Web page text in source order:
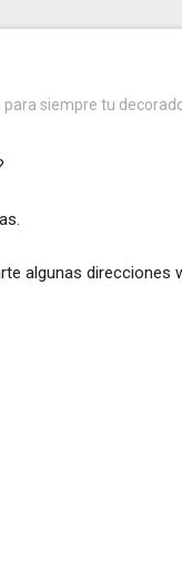
para siempre tu
algunas direcciones